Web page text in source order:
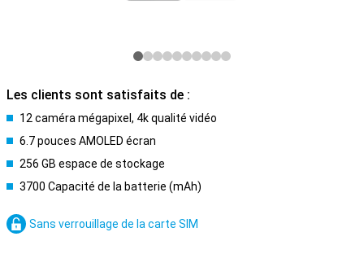
Les clients sont satisfaits de :
12 caméra mégapixel, 4k qualité vidéo
6.7 pouces AMOLED écran
256 GB espace de stockage
3700 Capacité de la batterie (mAh)
Sans verrouillage de la carte SIM